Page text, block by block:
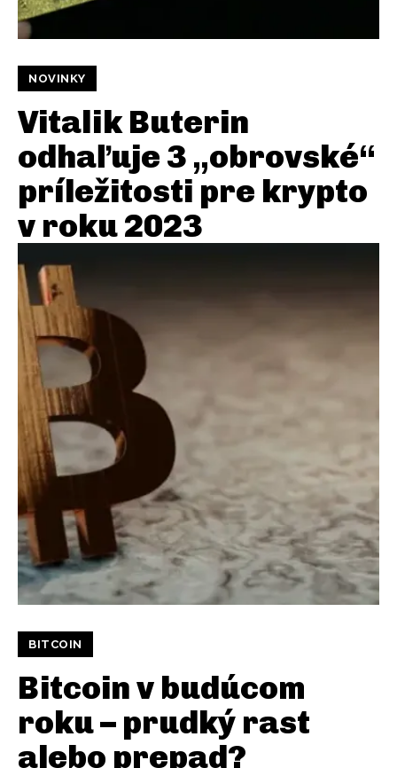
NOVINKY
Vitalik Buterin
odhaľuje 3 „obrovské“
príležitosti pre krypto
v roku 2023
BITCOIN
Bitcoin v budúcom
roku – prudký rast
alebo prepad?